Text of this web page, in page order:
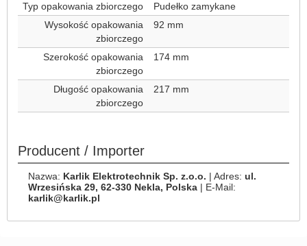
Typ opakowania zbiorczego
Pudełko zamykane
Wysokość opakowania
zbiorczego
92 mm
Szerokość opakowania
zbiorczego
174 mm
Długość opakowania
zbiorczego
217 mm
Producent / Importer
Nazwa: Karlik Elektrotechnik Sp. z.o.o. | Adres: ul.
Wrzesińska 29, 62-330 Nekla, Polska | E-Mail:
karlik@karlik.pl